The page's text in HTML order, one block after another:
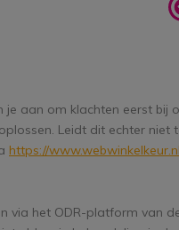
aan om klachten eerst bij
Leidt dit echter niet
https://
via het ODR-platform van